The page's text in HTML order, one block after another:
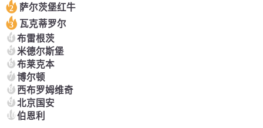
2 萨尔茨堡红牛
3 瓦克蒂罗尔
4 布雷根茨
5 米德尔斯堡
6 布莱克本
7 博尔顿
8 西布罗姆维奇
9 北京国安
10伯恩利